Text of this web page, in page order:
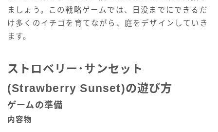
ましょう。この戦略ゲームでは、日没までにできるだ
け多くのイチゴを育てながら、庭をデザインしていき
ます。
ストロベリー･サンセット
(Strawberry Sunset)の遊び方
ゲームの準備
内容物